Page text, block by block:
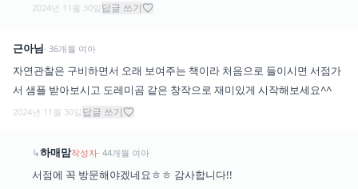
2024년 11월 30일 답글 쓰기
근아님· 36개월 여아
자연관찰은 구비하면서 오래 보여주는 책이라 처음으로 들이시면 서점가
서 샘플 받아보시고 도레미곰 같은 창작으로 재미있게 시작해보세요^^
2024년 11월 30일 답글 쓰기
↳하매맘작성자· 44개월 여아
서점에 꼭 방문해야겠네요ㅎㅎ 감사합니다!!